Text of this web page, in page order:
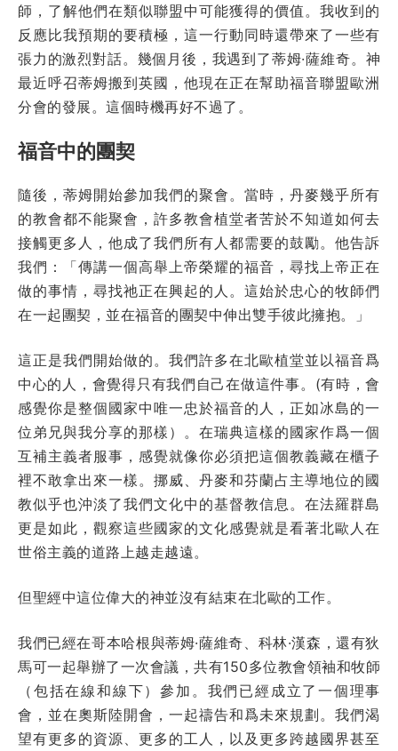
師，了解他們在類似聯盟中可能獲得的價值。我收到的
反應比我預期的要積極，這一行動同時還帶來了一些有
張力的激烈對話。幾個月後，我遇到了蒂姆·薩維奇。神
最近呼召蒂姆搬到英國，他現在正在幫助福音聯盟歐洲
分會的發展。這個時機再好不過了。
福音中的團契
隨後，蒂姆開始參加我們的聚會。當時，丹麥幾乎所有
的教會都不能聚會，許多教會植堂者苦於不知道如何去
接觸更多人，他成了我們所有人都需要的鼓勵。他告訴
我們：「傳講一個高舉上帝榮耀的福音，尋找上帝正在
做的事情，尋找祂正在興起的人。這始於忠心的牧師們
在一起團契，並在福音的團契中伸出雙手彼此擁抱。」
這正是我們開始做的。我們許多在北歐植堂並以福音爲
中心的人，會覺得只有我們自己在做這件事。(有時，會
感覺你是整個國家中唯一忠於福音的人，正如冰島的一
位弟兄與我分享的那樣）。在瑞典這樣的國家作爲一個
互補主義者服事，感覺就像你必須把這個教義藏在櫃子
裡不敢拿出來一樣。挪威、丹麥和芬蘭占主導地位的國
教似乎也沖淡了我們文化中的基督教信息。在法羅群島
更是如此，觀察這些國家的文化感覺就是看著北歐人在
世俗主義的道路上越走越遠。
但聖經中這位偉大的神並沒有結束在北歐的工作。
我們已經在哥本哈根與蒂姆·薩維奇、科林·漢森，還有狄
馬可一起舉辦了一次會議，共有150多位教會領袖和牧師
（包括在線和線下）參加。我們已經成立了一個理事
會，並在奧斯陸開會，一起禱告和爲未來規劃。我們渴
望有更多的資源、更多的工人，以及更多跨越國界甚至